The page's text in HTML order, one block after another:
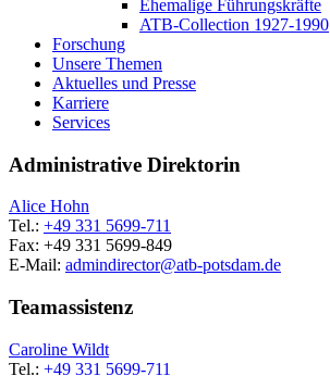
Ehemalige Führungskräfte
ATB-Collection 1927-1990
Forschung
Unsere Themen
Aktuelles und Presse
Karriere
Services
Administrative Direktorin
Alice Hohn
Tel.: +49 331 5699-711
Fax: +49 331 5699-849
E-Mail: admindirector@atb-potsdam.de
Teamassistenz
Caroline Wildt
Tel.: +49 331 5699-711